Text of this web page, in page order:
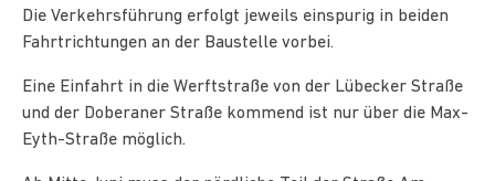
Die Verkehrsführung erfolgt jeweils einspurig in beiden
Fahrtrichtungen an der Baustelle vorbei.
Eine Einfahrt in die Werftstraße von der Lübecker Straße
und der Doberaner Straße kommend ist nur über die Max-
Eyth-Straße möglich.